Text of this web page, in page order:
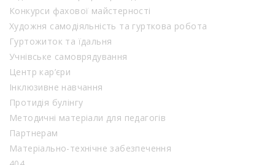
Конкурси фахової майстерності
Художня самодіяльність та гурткова робота
Гуртожиток та їдальня
Учнівське самоврядування
Центр кар’єри
Інклюзивне навчання
Протидія булінгу
Методичні матеріали для педагогів
Партнерам
Матеріально-технічне забезпечення